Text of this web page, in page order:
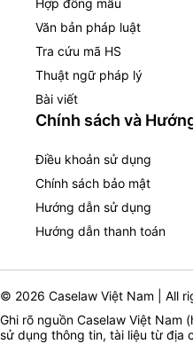
Hợp đồng mẫu
Văn bản pháp luật
Tra cứu mã HS
Thuật ngữ pháp lý
Bài viết
Chính sách và
Điều khoản sử dụng
Chính sách bảo mật
Hướng dẫn sử dụng
Hướng dẫn thanh toán
© 2026 Caselaw Việt Nam | All
Ghi rõ nguồn Caselaw Việt Nam (
sử dụng thông tin, tài liệu từ địa